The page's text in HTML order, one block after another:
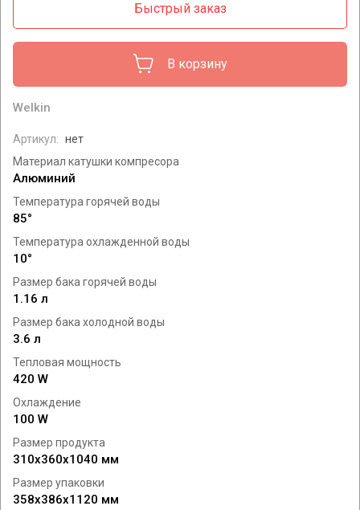
В корзину
Быстрый заказ
Welkin
Артикул: нет
Материал катушки компресора
Алюминий
Температура горячей воды
85°
Температура охлажденной воды
10°
Размер бака горячей воды
1.16 л
Размер бака холодной воды
3.6 л
Тепловая мощность
420 W
Охлаждение
100 W
Размер продукта
310x360x1040 мм
Размер упаковки
358x386x1120 мм